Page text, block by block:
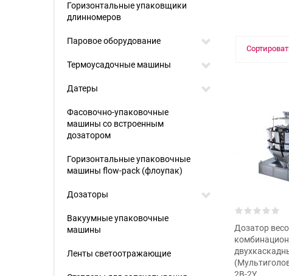
Дозатор
Горизонтальные упаковщики
длинномеров
Паровое оборудование
Термоусадочные машины
Датеры
Фасовочно-упаковочные
машины со встроенным
дозатором
Горизонтальные упаковочные
машины flow-pack (флоупак)
Дозаторы
Вакуумные упаковочные
машины
Ленты светоотражающие